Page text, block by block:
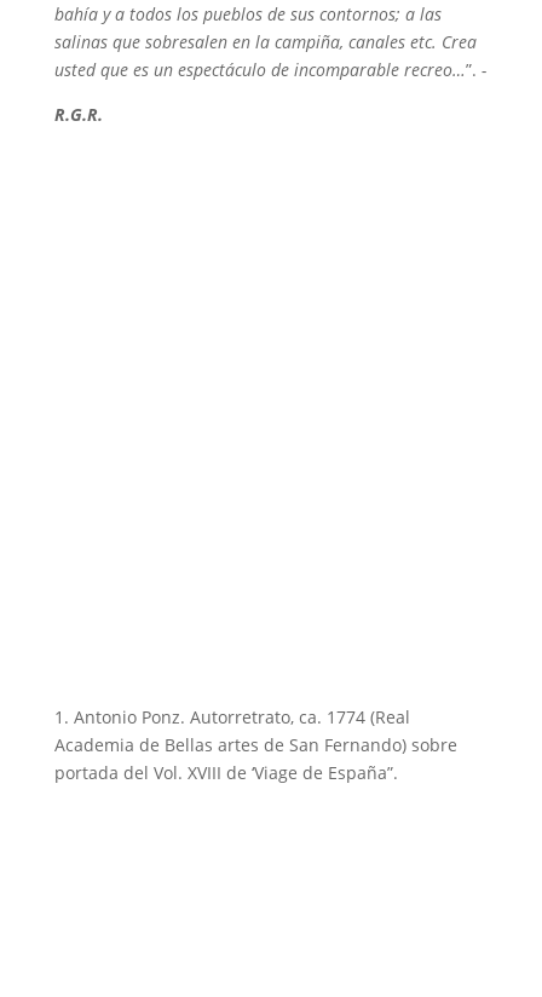
bahía y a todos los pueblos de sus contornos; a las
salinas que sobresalen en la campiña, canales etc. Crea
usted que es un espectáculo de incomparable recreo…”. -
R.G.R.
1. Antonio Ponz. Autorretrato, ca. 1774 (Real
Academia de Bellas artes de San Fernando) sobre
portada del Vol. XVIII de ‘Viage de España”.